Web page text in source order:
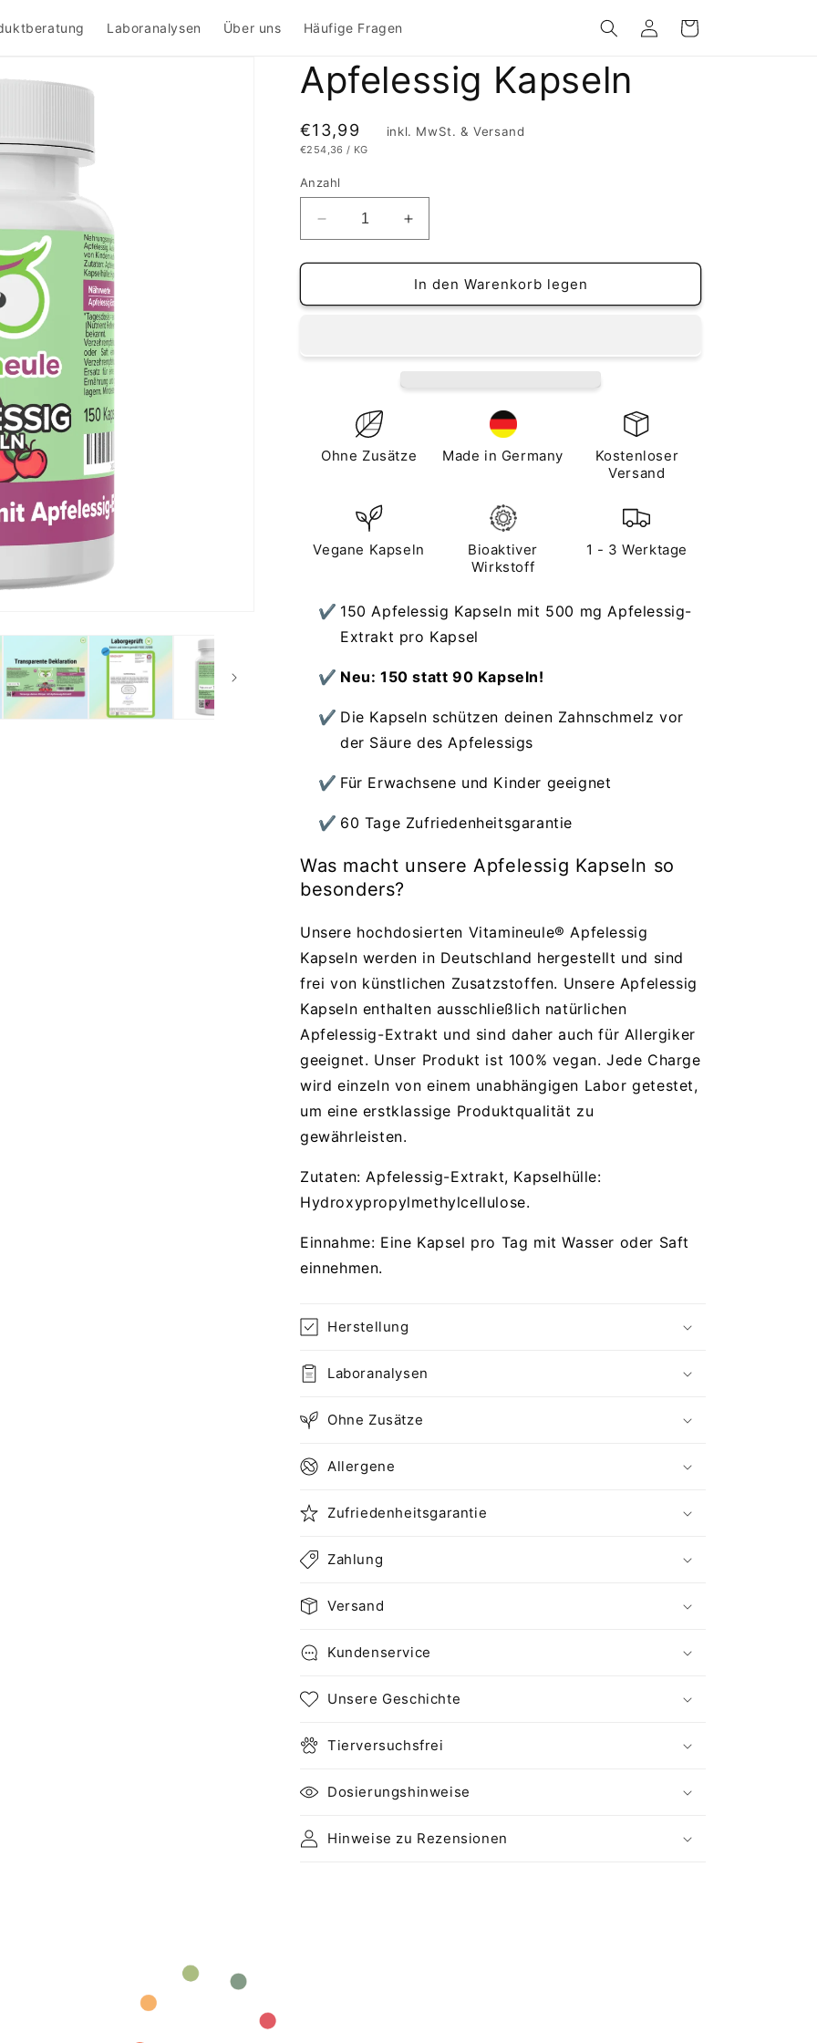
Laboranalysen Über uns Häufige Fragen EinloggenWarenkorb
Apfelessig Kapseln
Normaler
Preis
€13,99
STÜCKPREIS
€254,36 / PRO
KG
inkl. MwSt. & Versand
Anzahl
Verringere
die
Menge
Apfelessig
Erhöhe
die
Menge
für
Apfelessig
In den Warenkorb legen
Ohne Zusätze Made in Germany
Kostenloser
Versand
Vegane Kapseln
Bioaktiver
Wirkstoff
1 - 3 Werktage
150 Apfelessig Kapseln mit 500 mg Apfelessig-
Extrakt pro Kapsel
Neu: 150 statt 90 Kapseln!
Die Kapseln schützen deinen Zahnschmelz vor
der Säure des Apfelessigs
Für Erwachsene und Kinder geeignet
60 Tage Zufriedenheitsgarantie
Was macht unsere Apfelessig Kapseln so
besonders?
Unsere hochdosierten Vitamineule® Apfelessig
Kapseln werden in Deutschland hergestellt und sind
frei von künstlichen Zusatzstoffen. Unsere Apfelessig
Kapseln enthalten ausschließlich natürlichen
Apfelessig-Extrakt und sind daher auch für Allergiker
geeignet. Unser Produkt ist 100% vegan. Jede Charge
wird einzeln von einem unabhängigen Labor getestet,
um eine erstklassige Produktqualität zu
gewährleisten.
Zutaten: Apfelessig-Extrakt, Kapselhülle:
Hydroxypropylmethylcellulose.
Einnahme: Eine Kapsel pro Tag mit Wasser oder Saft
einnehmen.
Herstellung
Laboranalysen
Ohne Zusätze
Allergene
Zufriedenheitsgarantie
Zahlung
Versand
Kundenservice
Unsere Geschichte
Tierversuchsfrei
Dosierungshinweise
Hinweise zu Rezensionen